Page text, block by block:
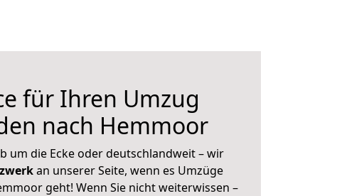
für Ihren Umzug
nach Hemmoor
um die Ecke oder deutschlandweit – wir
an unserer Seite, wenn es Umzüge
geht! Wenn Sie nicht weiterwissen –